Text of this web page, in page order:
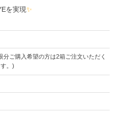
を実現✨
分ご購入希望の方は2箱ご注文いただく
。)